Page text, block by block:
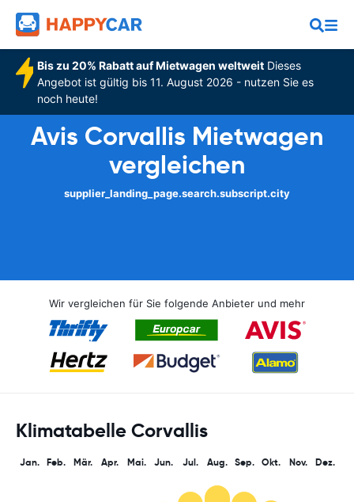
Bis zu 20% Rabatt auf Mietwagen weltweitDieses
Angebot ist gültig bis 11. August 2026 - nutzen Sie es
noch heute!
Avis Corvallis Mietwagen
vergleichen
supplier_landing_page.search.subscript.city
Wir vergleichen für Sie folgende Anbieter und mehr
Klimatabelle Corvallis
Jan. Feb. Mär. Apr. Mai. Jun. Jul. Aug. Sep. Okt. Nov. Dez.